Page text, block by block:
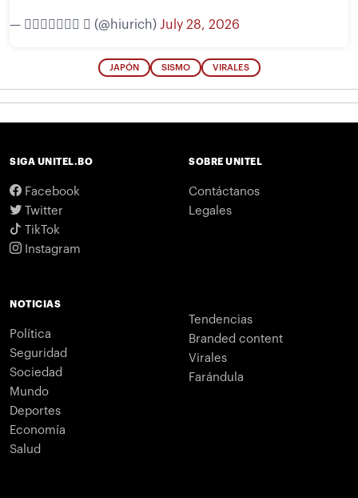
— 𝖧𝗂𝗎𝗋𝗂𝖼𝗁  (@hiurich) July 28, 2026
JAPÓN SISMO VIRALES
SIGA UNITEL.BO
Facebook
Twitter
TikTok
Instagram
SOBRE UNITEL
Contáctanos
Legales
NOTICIAS
Política
Seguridad
Sociedad
Mundo
Deportes
Economía
Salud
Tendencias
Branded content
Virales
Farándula